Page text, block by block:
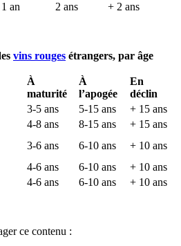
1 an 2 ans + 2 ans
vins rouges étrangers, par âge
À
maturité
À
l’apogée
En
déclin
3-5 ans 5-15 ans
+ 15 ans
4-8 ans 8-15 ans
+ 15 ans
3-6 ans 6-10 ans
+ 10 ans
4-6 ans 6-10 ans
+ 10 ans
4-6 ans 6-10 ans + 10 ans
ce contenu :